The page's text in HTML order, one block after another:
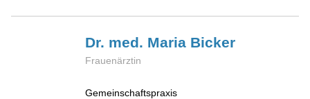
Dr. med. Maria Bicker
Frauenärztin
Gemeinschaftspraxis